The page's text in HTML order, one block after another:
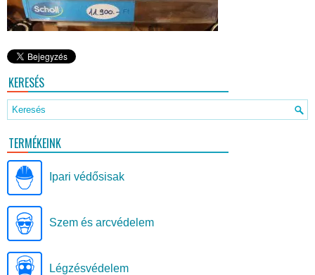
KERESÉS
TERMÉKEINK
Ipari védősisak
Szem és arcvédelem
Légzésvédelem